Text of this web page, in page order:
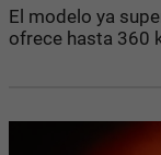
El modelo ya
ofrece hasta 360